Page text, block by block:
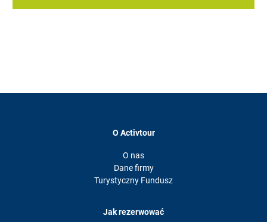
O Activtour
O nas
Dane firmy
Turystyczny Fundusz
Jak rezerwować